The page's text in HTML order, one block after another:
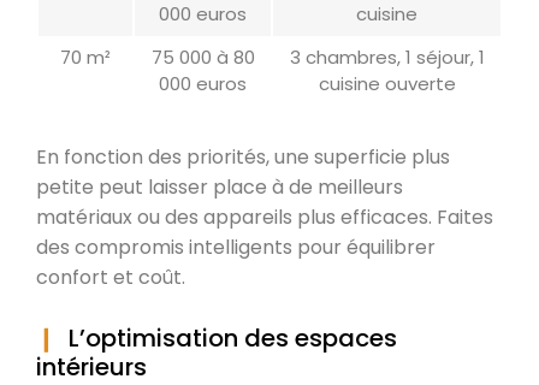
000 euros
cuisine
70 m²
75 000 à 80
000 euros
3 chambres, 1 séjour, 1
cuisine ouverte
En fonction des priorités, une superficie plus
petite peut laisser place à de meilleurs
matériaux ou des appareils plus efficaces. Faites
des compromis intelligents pour équilibrer
confort et coût.
L’optimisation des espaces
intérieurs